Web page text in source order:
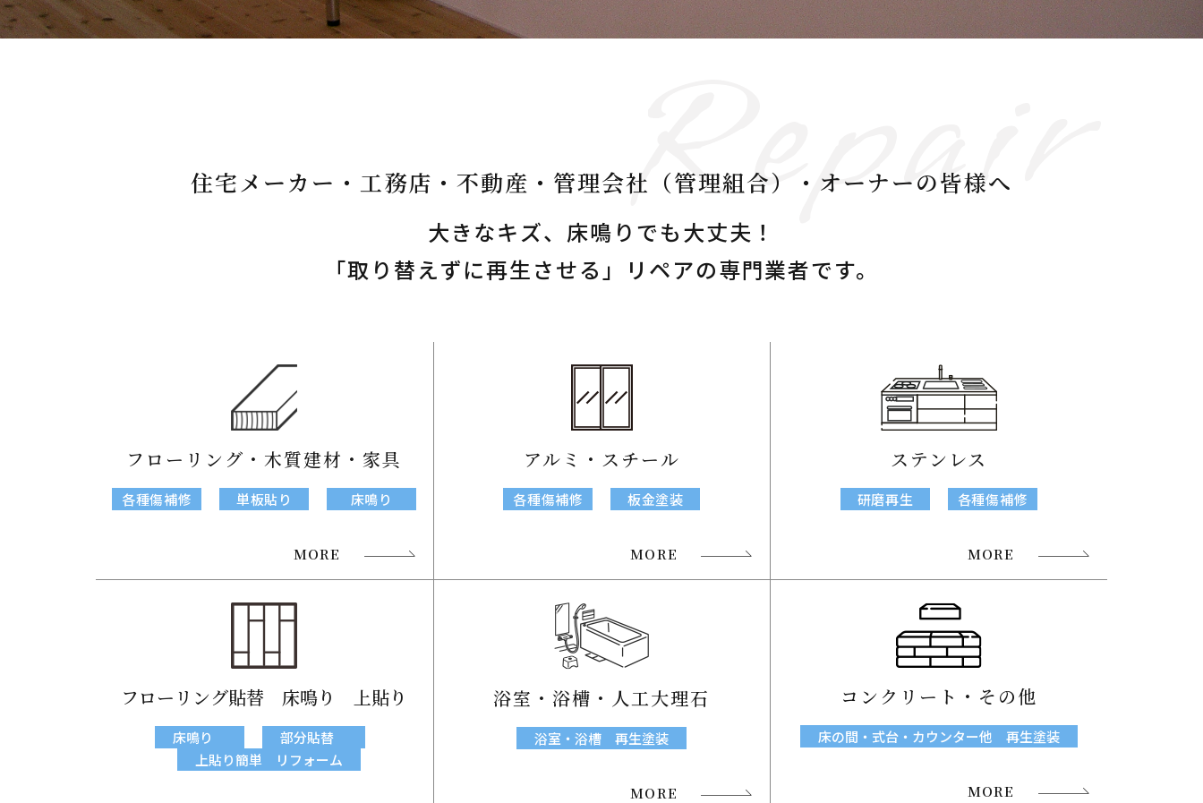
Repair
住宅メーカー・工務店・不動産・ ​​​​​​​管理会社（管理組合）・ ​​​​​​​オーナーの皆様へ
大きなキズ、床鳴りでも大丈夫！
​​​​​​​「取り替えずに再生させる」
​​​​​​​リペアの専門業者です。
フローリング・木質建材・家具
各種傷補修 単板貼り 床鳴り
MORE
アルミ・スチール
各種傷補修 板金塗装
MORE
ステンレス
研磨再生 各種傷補修
MORE
フローリング貼替 床鳴り 上貼り
床鳴り
部分貼替
上貼り簡単 リフォーム
浴室・浴槽・人工大理石
浴室・浴槽 再生塗装
MORE
コンクリート・その他
床の間・式台・カウンター他 再生塗装
MORE